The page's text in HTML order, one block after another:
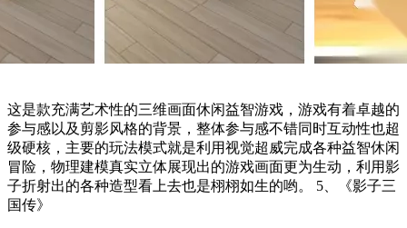
这是款充满艺术性的三维画面休闲益智游戏，游戏有着卓越的
参与感以及剪影风格的背景，整体参与感不错同时互动性也超
级硬核，主要的玩法模式就是利用视觉超威完成各种益智休闲
冒险，物理建模真实立体展现出的游戏画面更为生动，利用影
子折射出的各种造型看上去也是栩栩如生的哟。 5、《影子三
国传》